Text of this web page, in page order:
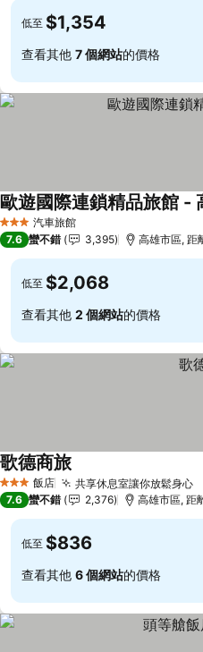
低至 $1,354
查看其他 7 個網站的價格
3 星級 汽車旅館
歐遊國際連鎖精品旅館 -
7.6 蠻不錯 3,395 高雄市區, 距
低至 $2,068
查看其他 2 個網站的價格
3 星級 飯店 共享休息室讓你放鬆身心
歌德商旅查看價格
7.6 蠻不錯 2,376 高雄市區, 距
低至 $836
查看其他 6 個網站的價格